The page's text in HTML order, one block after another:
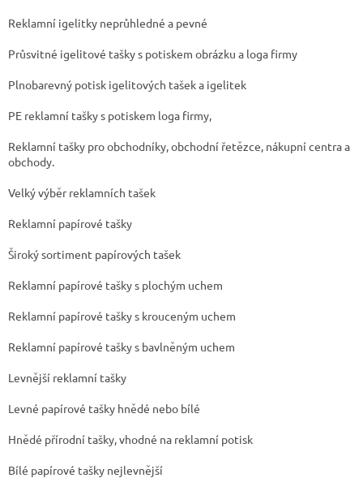
Reklamní igelitky neprůhledné a pevné
Průsvitné igelitové tašky s potiskem obrázku a loga firmy
Plnobarevný potisk igelitových tašek a igelitek
PE reklamní tašky s potiskem loga firmy,
Reklamní tašky pro obchodníky, obchodní řetězce, nákupní centra a
obchody.
Velký výběr reklamních tašek
Reklamní papírové tašky
Široký sortiment papírových tašek
Reklamní papírové tašky s plochým uchem
Reklamní papírové tašky s krouceným uchem
Reklamní papírové tašky s bavlněným uchem
Levnější reklamní tašky
Levné papírové tašky hnědé nebo bílé
Hnědé přírodní tašky, vhodné na reklamní potisk
Bílé papírové tašky nejlevnější